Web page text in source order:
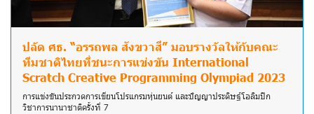
ปลัด ศธ. “อรรถพล สังขวาสี” มอบรางวัลให้กับคณะ
ทีมชาติไทยที่ชนะการแข่งขัน International
Scratch Creative Programming Olympiad 2023
การแข่งขันประกวดการเขียนโปรแกรมหุ่นยนต์ และปัญญาประดิษฐ์โอลิมปิก
วิชาการนานาชาติครั้งที่ 7